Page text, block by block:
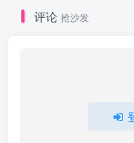
评论 抢沙发